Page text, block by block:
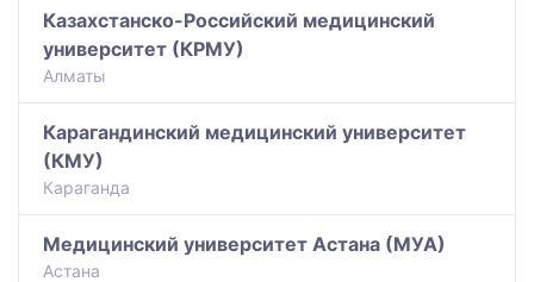
Казахстанско-Российский медицинский
университет (КРМУ)
Алматы
Карагандинский медицинский университет
(КМУ)
Караганда
Медицинский университет Астана (МУА)
Астана